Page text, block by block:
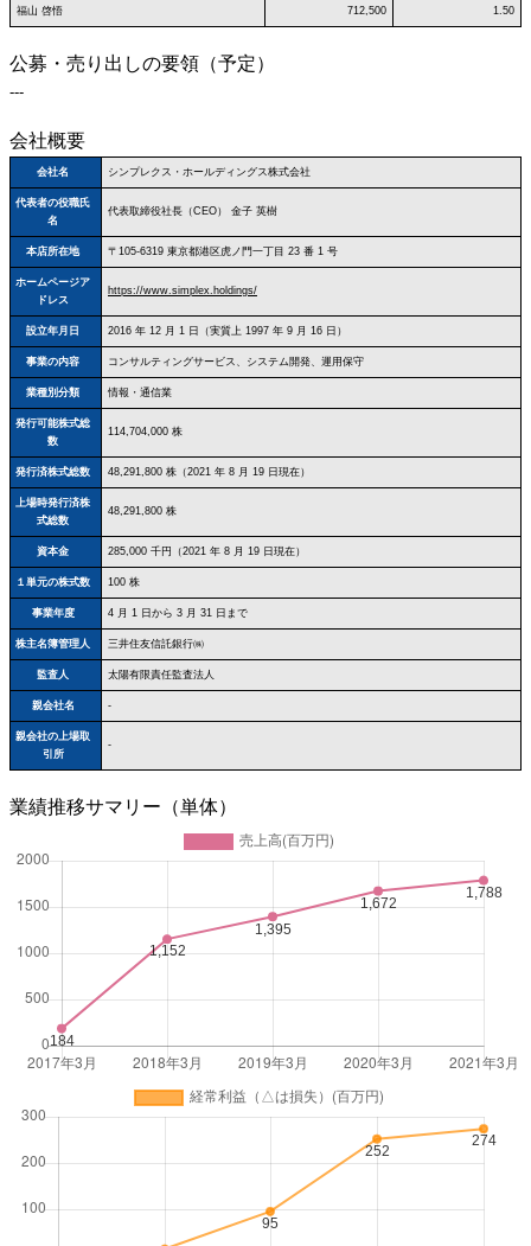
福山 啓悟 712,500 1.50
公募・売り出しの要領（予定）
---
会社概要
会社名 シンプレクス・ホールディングス株式会社
代表者の役職氏
名
代表取締役社長（CEO） 金子 英樹
本店所在地 〒105-6319 東京都港区虎ノ門一丁目 23 番 1 号
ホームページア
ドレス
https://www.simplex.holdings/
設立年月日 2016 年 12 月 1 日（実質上 1997 年 9 月 16 日）
事業の内容 コンサルティングサービス、システム開発、運用保守
業種別分類 情報・通信業
発行可能株式総
数
114,704,000 株
発行済株式総数 48,291,800 株（2021 年 8 月 19 日現在）
上場時発行済株
式総数
48,291,800 株
資本金 285,000 千円（2021 年 8 月 19 日現在）
１単元の株式数 100 株
事業年度 4 月 1 日から 3 月 31 日まで
株主名簿管理人 三井住友信託銀行㈱
監査人 太陽有限責任監査法人
親会社名 -
親会社の上場取
引所
-
業績推移サマリー（単体）